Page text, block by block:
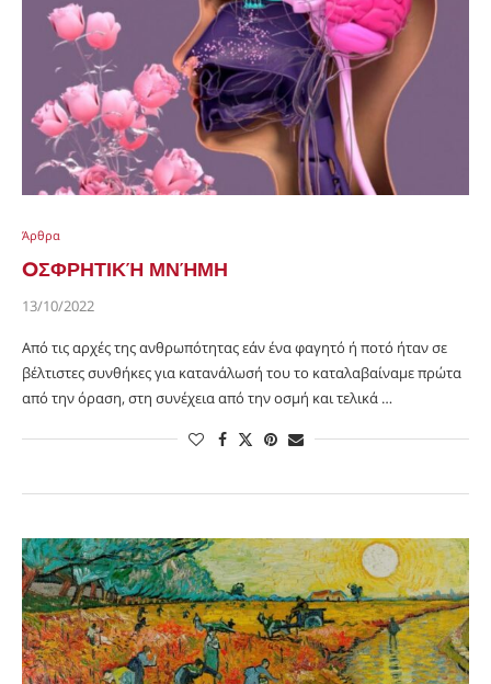
Άρθρα
OΣΦΡΗΤΙΚΉ ΜΝΉΜΗ
13/10/2022
Από τις αρχές της ανθρωπότητας εάν ένα φαγητό ή ποτό ήταν σε
βέλτιστες συνθήκες για κατανάλωσή του το καταλαβαίναμε πρώτα
από την όραση, στη συνέχεια από την οσμή και τελικά …